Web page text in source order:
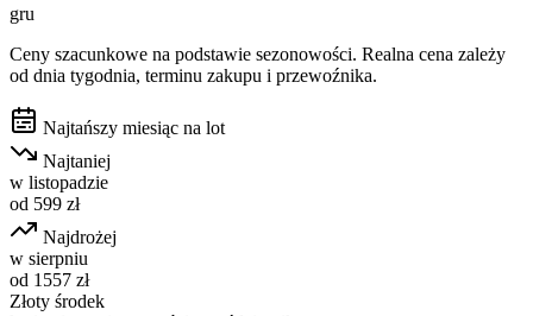
gru
Ceny szacunkowe na podstawie sezonowości. Realna cena zależy
od dnia tygodnia, terminu zakupu i przewoźnika.
Najtańszy miesiąc na lot
Najtaniej
w listopadzie
od 599 zł
Najdrożej
w sierpniu
od 1557 zł
Złoty środek